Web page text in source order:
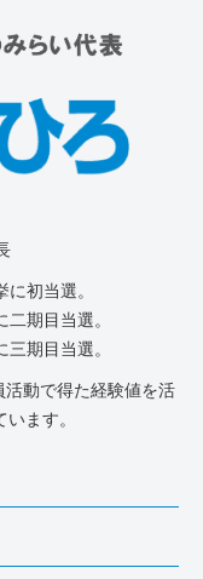
初当選。
期目当選。
期目当選。
動で得た経験値を活
ます。